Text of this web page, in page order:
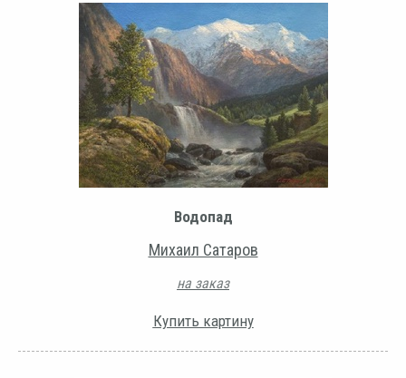
Водопад
Михаил Сатаров
на заказ
Купить картину